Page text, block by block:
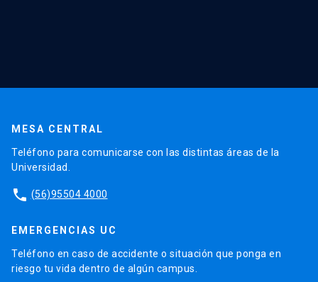
MESA CENTRAL
Teléfono para comunicarse con las distintas áreas de la
Universidad.
phone (56)95504 4000
EMERGENCIAS UC
Teléfono en caso de accidente o situación que ponga en
riesgo tu vida dentro de algún campus.